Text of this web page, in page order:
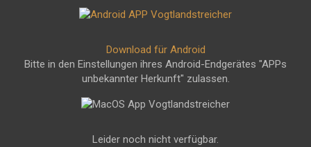
Download für Android
Bitte in den Einstellungen ihres Android-Endgerätes "APPs
unbekannter Herkunft" zulassen.
Leider noch nicht verfügbar.